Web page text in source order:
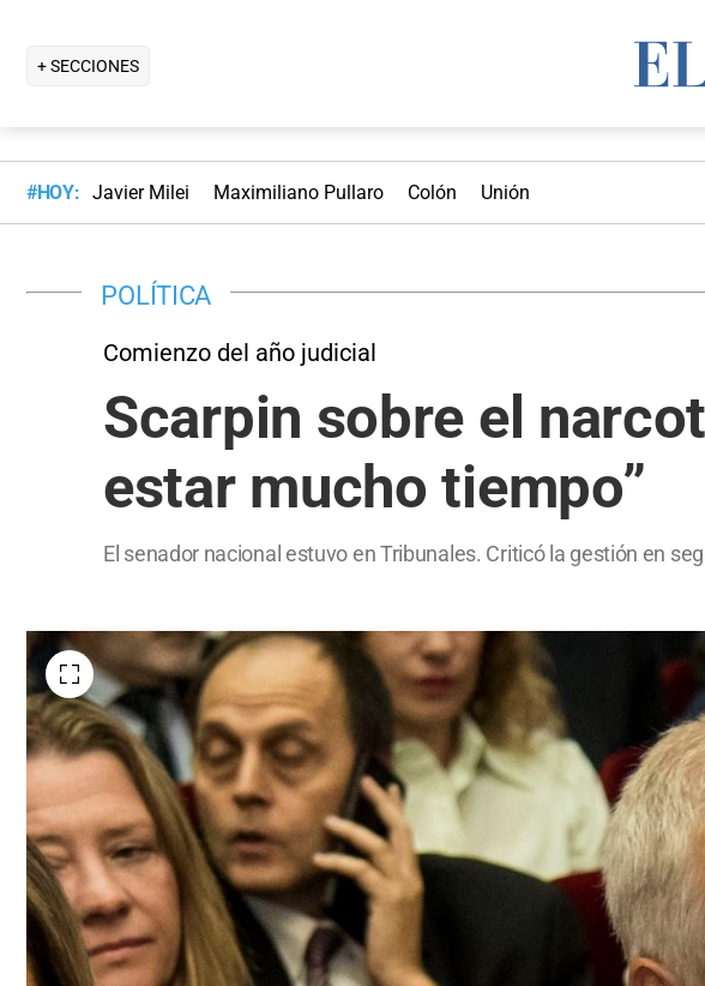
+ SECCIONES
#HOY: Javier Milei Maximiliano Pullaro Colón Unión
POLÍTICA
Comienzo del año judicial
Scarpin sobre el
estar mucho tiempo”
El senador nacional estuvo en Tribunales. Criticó la gestión en